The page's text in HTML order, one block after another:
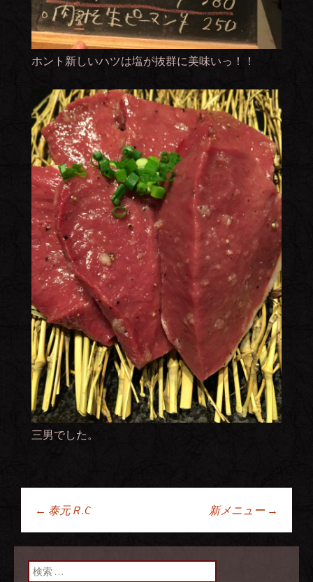
ホント新しいハツは塩が抜群に美味いっ！！
三男でした。
投稿ナビゲーショ
← 泰元Ｒ.C 新メニュー →
検索: